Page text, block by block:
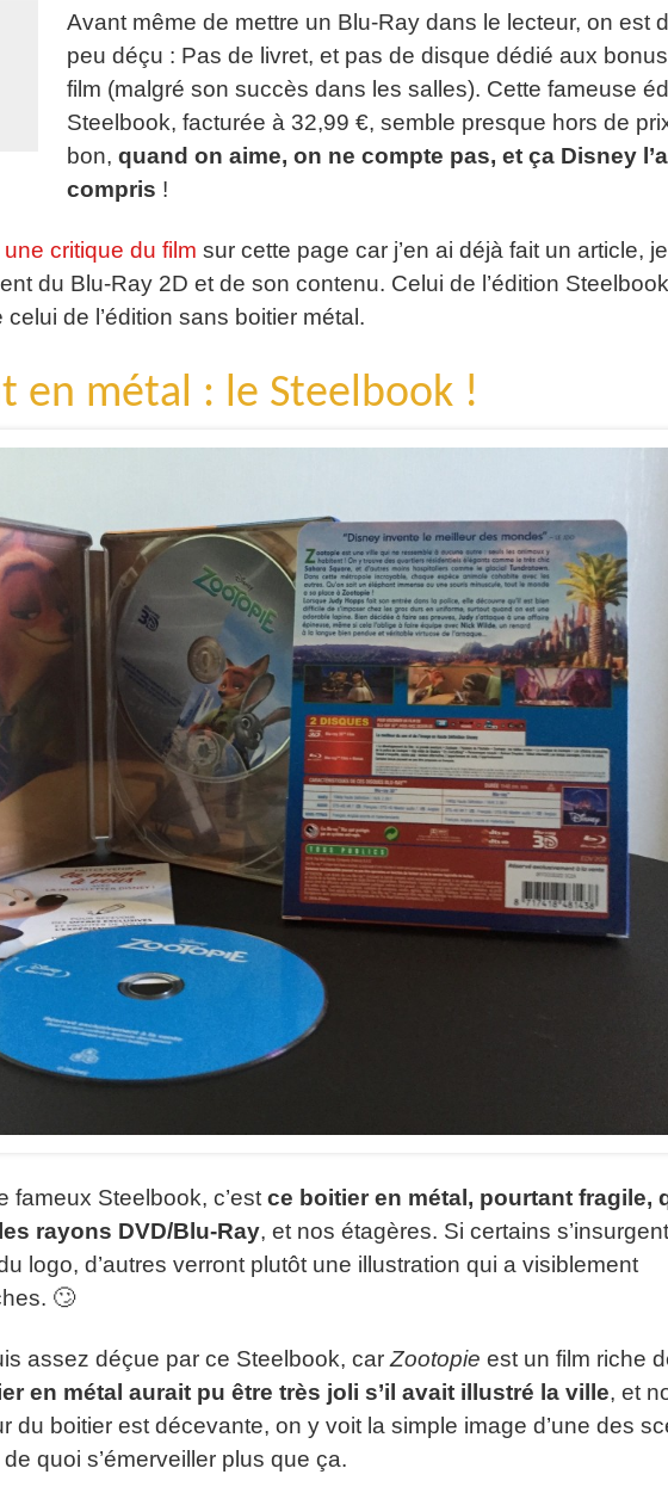
Avant même de mettre un Blu-Ray dans le lecteur, on est
peu déçu : Pas de livret, et pas de disque dédié aux
film (malgré son succès dans les salles). Cette fameuse
Steelbook, facturée à 32,99 €, semble presque hors de
bon, quand on aime, on ne compte pas, et ça Disney
compris !
critique du film sur cette page car j’en ai déjà fait un article, je
du Blu-Ray 2D et de son contenu. Celui de l’édition
de l’édition sans boitier métal.
en métal : le Steelbook !
fameux Steelbook, c’est ce boitier en métal, pourtant fragile,
rayons DVD/Blu-Ray, et nos étagères. Si certains s’insurgent
logo, d’autres verront plutôt une illustration qui a visiblement
🙄
assez déçue par ce Steelbook, carZootopie est un film riche
en métal aurait pu être très joli s’il avait illustré la ville, et
du boitier est décevante, on y voit la simple image d’une des
quoi s’émerveiller plus que ça.